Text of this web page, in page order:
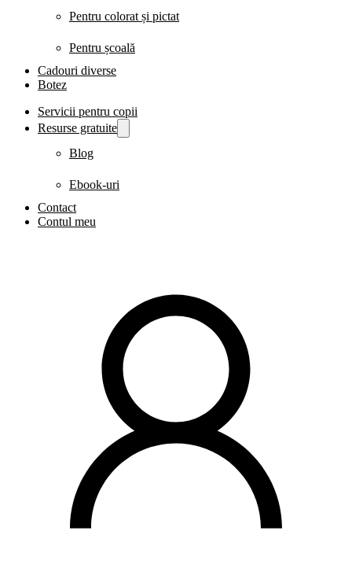
Pentru colorat și pictat
Pentru școală
Cadouri diverse
Botez
Servicii pentru copii
Resurse gratuite
Blog
Ebook-uri
Contact
Contul meu